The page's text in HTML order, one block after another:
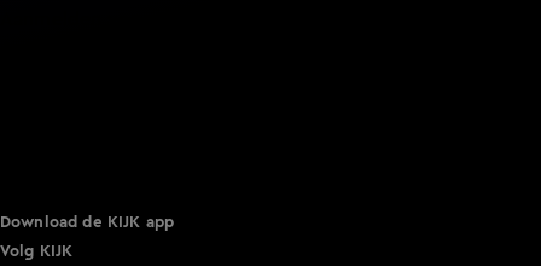
Download de KIJK app
Volg KIJK